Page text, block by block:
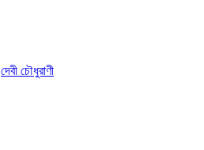
দেবী চৌধুরাণী